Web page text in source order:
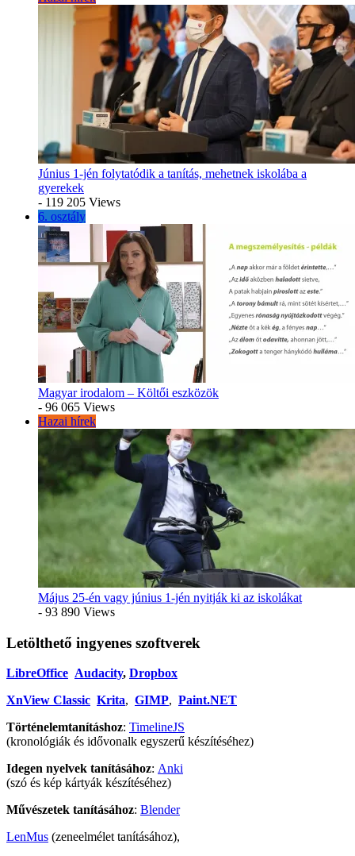
Június 1-jén folytatódik a tanítás, mehetnek iskolába a
gyerekek
- 119 205 Views
6. osztály
Magyar irodalom – Költői eszközök
- 96 065 Views
Hazai hírek
Május 25-én vagy június 1-jén nyitják ki az iskolákat
- 93 890 Views
Letölthető ingyenes szoftverek
LibreOffice Audacity, Dropbox
XnView Classic Krita, GIMP, Paint.NET
Történelemtanításhoz: TimelineJS
(kronológiák és idővonalk egyszerű készítéséhez)
Idegen nyelvek tanításához: Anki
(szó és kép kártyák készítéséhez)
Művészetek tanításához: Blender
LenMus (zeneelmélet tanításához),